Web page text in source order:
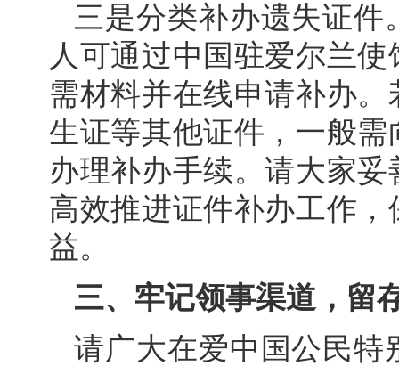
三是分类补办遗失证
人可通过中国驻爱尔兰
需材料并在线申请补办
生证等其他证件，一般
办理补办手续。请大家
高效推进证件补办工作
益。
三、牢记领事渠道，留
请广大在爱中国公民特